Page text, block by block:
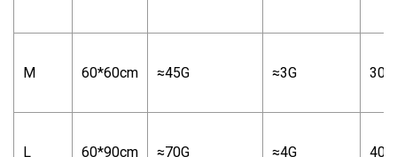
M 60*60cm ≈45G ≈3G
L 60*90cm ≈70G ≈4G